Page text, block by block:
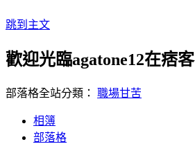
跳到主文
歡迎光臨agatone12在痞
部落格全站分類： 職場甘苦
相簿
部落格